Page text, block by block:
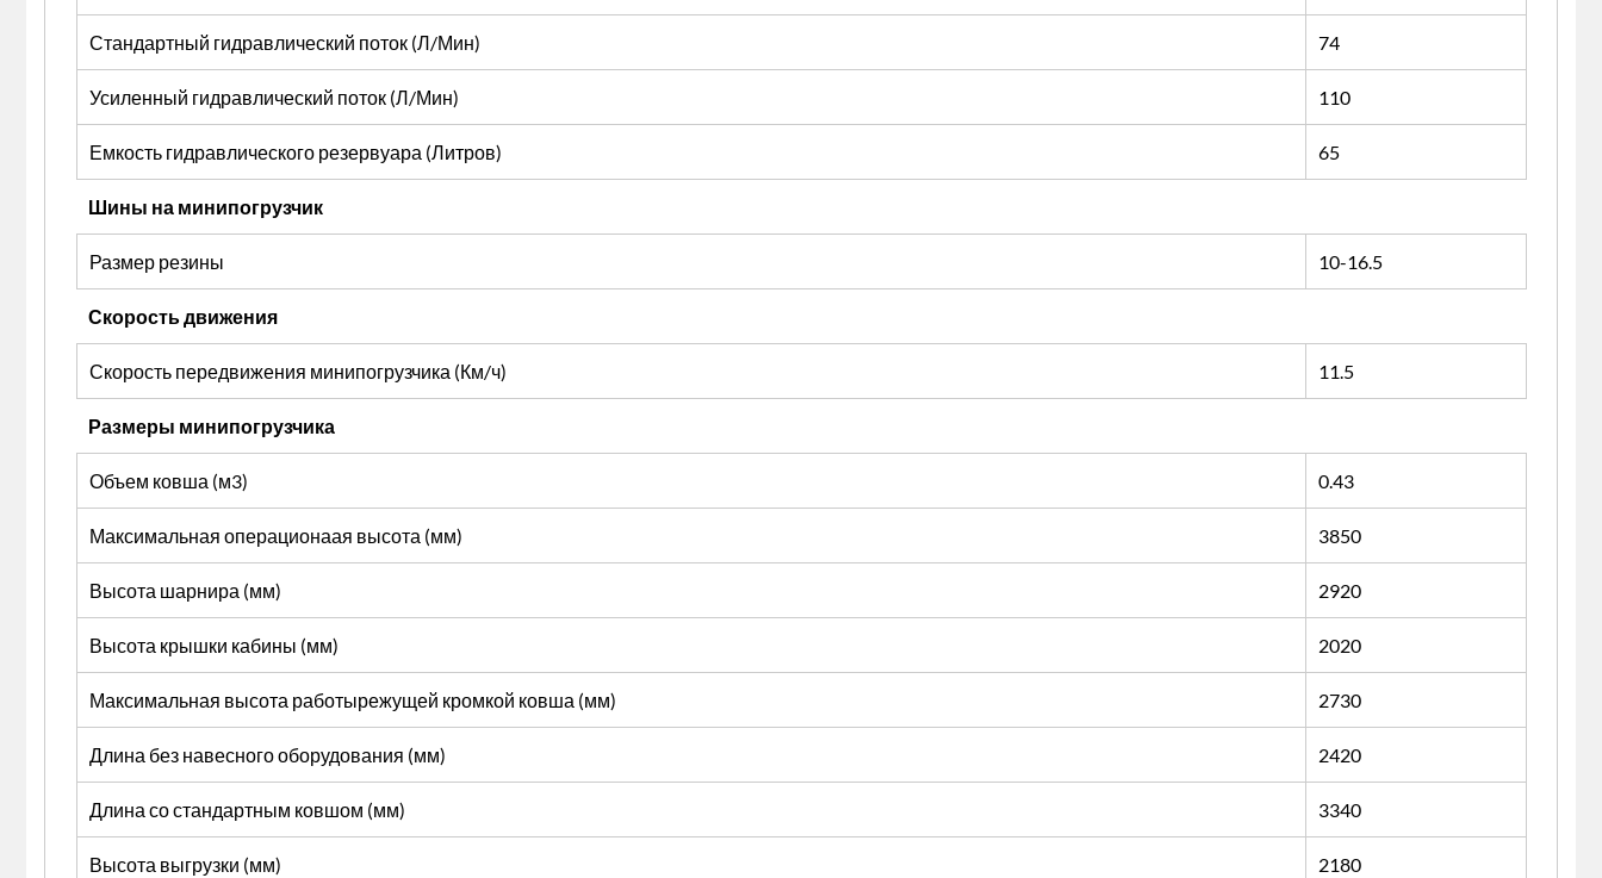
Стандартный гидравлический поток (Л/Мин) 74
Усиленный гидравлический поток (Л/Мин) 110
Емкость гидравлического резервуара (Литров) 65
Шины на минипогрузчик
Размер резины 10-16.5
Скорость движения
Скорость передвижения минипогрузчика (Км/ч) 11.5
Размеры минипогрузчика
Объем ковша (м3) 0.43
Максимальная операционаая высота (мм) 3850
Высота шарнира (мм) 2920
Высота крышки кабины (мм) 2020
Максимальная высота работырежущей кромкой ковша (мм) 2730
Длина без навесного оборудования (мм) 2420
Длина со стандартным ковшом (мм) 3340
Высота выгрузки (мм) 2180